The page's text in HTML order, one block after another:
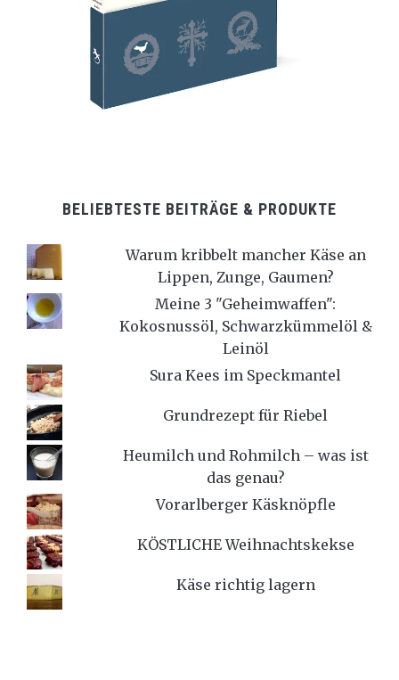
BELIEBTESTE BEITRÄGE & PRODUKTE
Warum kribbelt mancher Käse an
Lippen, Zunge, Gaumen?
Meine 3 "Geheimwaffen":
Kokosnussöl, Schwarzkümmelöl &
Leinöl
Sura Kees im Speckmantel
Grundrezept für Riebel
Heumilch und Rohmilch – was ist
das genau?
Vorarlberger Käsknöpfle
KÖSTLICHE Weihnachtskekse
Käse richtig lagern